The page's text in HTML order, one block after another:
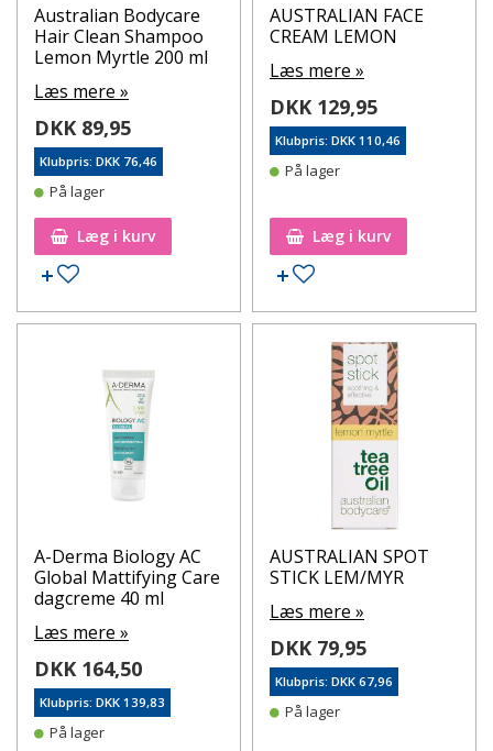
Australian Bodycare
Hair Clean Shampoo
Lemon Myrtle 200 ml
Læs mere »
DKK 89,95
Klubpris: DKK 76,46
På lager
Læg i kurv
Tilføj til ønskeseddel
AUSTRALIAN FACE
CREAM LEMON
Læs mere »
DKK 129,95
Klubpris: DKK 110,46
På lager
Læg i kurv
Tilføj til ønskeseddel
A-Derma Biology AC
Global Mattifying Care
dagcreme 40 ml
Læs mere »
DKK 164,50
Klubpris: DKK 139,83
På lager
AUSTRALIAN SPOT
STICK LEM/MYR
Læs mere »
DKK 79,95
Klubpris: DKK 67,96
På lager